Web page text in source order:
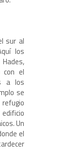
sur al
los
con el
a los
se
Un
el